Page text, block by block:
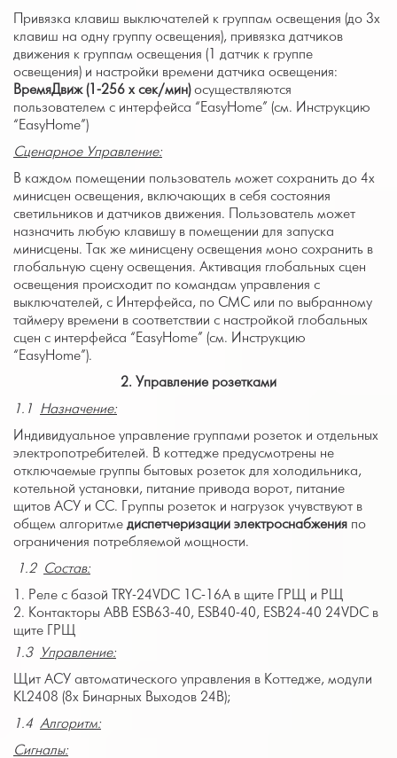
Привязка клавиш выключателей к группам освещения (до 3х
клавиш на одну группу освещения), привязка датчиков
движения к группам освещения (1 датчик к группе
освещения) и настройки времени датчика освещения:
ВремяДвиж (1-256 х сек/мин) осуществляются
пользователем с интерфейса “EasyHome” (см. Инструкцию
“EasyHome”)
Сценарное Управление:
В каждом помещении пользователь может сохранить до 4х
минисцен освещения, включающих в себя состояния
светильников и датчиков движения. Пользователь может
назначить любую клавишу в помещении для запуска
минисцены. Так же минисцену освещения моно сохранить в
глобальную сцену освещения. Активация глобальных сцен
освещения происходит по командам управления с
выключателей, с Интерфейса, по СМС или по выбранному
таймеру времени в соответствии с настройкой глобальных
сцен с интерфейса “EasyHome” (см. Инструкцию
“EasyHome”).
2. Управление розетками
1.1 Назначение:
Индивидуальное управление группами розеток и отдельных
электропотребителей. В коттедже предусмотрены не
отключаемые группы бытовых розеток для холодильника,
котельной установки, питание привода ворот, питание
щитов АСУ и СС. Группы розеток и нагрузок учувствуют в
общем алгоритме диспетчеризации электроснабжения по
ограничения потребляемой мощности.
1.2 Состав:
Реле с базой TRY-24VDC 1C-16A в щите ГРЩ и РЩ
Контакторы ABB ESB63-40, ESB40-40, ESB24-40 24VDC в
щите ГРЩ
1.3
Управление:
Щит АСУ автоматического управления в Коттедже, модули
KL2408 (8х Бинарных Выходов 24В);
1.4 Алгоритм:
Сигналы: